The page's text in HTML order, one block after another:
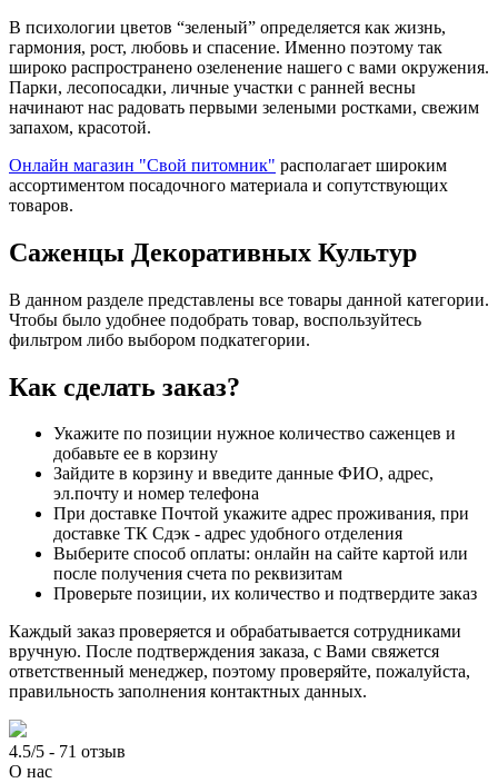
В психологии цветов “зеленый” определяется как жизнь,
гармония, рост, любовь и спасение. Именно поэтому так
широко распространено озеленение нашего с вами окружения.
Парки, лесопосадки, личные участки с ранней весны
начинают нас радовать первыми зелеными ростками, свежим
запахом, красотой.
Онлайн магазин "Свой питомник" располагает широким
ассортиментом посадочного материала и сопутствующих
товаров.
Саженцы Декоративных Культур
В данном разделе представлены все товары данной категории.
Чтобы было удобнее подобрать товар, воспользуйтесь
фильтром либо выбором подкатегории.
Как сделать заказ?
Укажите по позиции нужное количество саженцев и
добавьте ее в корзину
Зайдите в корзину и введите данные ФИО, адрес,
эл.почту и номер телефона
При доставке Почтой укажите адрес проживания, при
доставке ТК Сдэк - адрес удобного отделения
Выберите способ оплаты: онлайн на сайте картой или
после получения счета по реквизитам
Проверьте позиции, их количество и подтвердите заказ
Каждый заказ проверяется и обрабатывается сотрудниками
вручную. После подтверждения заказа, с Вами свяжется
ответственный менеджер, поэтому проверяйте, пожалуйста,
правильность заполнения контактных данных.
4.5/5 - 71 отзыв
О нас